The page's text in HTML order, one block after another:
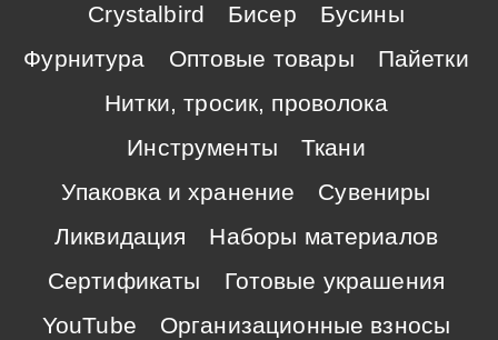
Crystalbird
Бисер
Бусины
Фурнитура
Оптовые товары
Пайетки
Нитки, тросик, проволока
Инструменты
Ткани
Упаковка и хранение
Сувениры
Ликвидация
Наборы материалов
Сертификаты
Готовые украшения
YouTube
Организационные взносы